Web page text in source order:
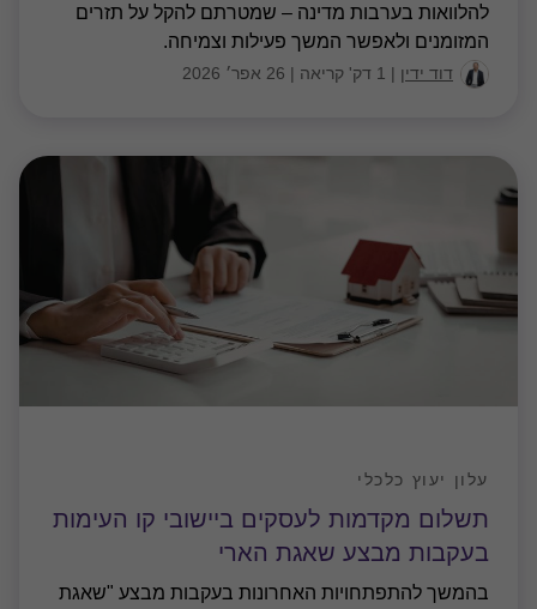
להלוואות בערבות מדינה – שמטרתם להקל על תזרים
המזומנים ולאפשר המשך פעילות וצמיחה.
דוד ידין | 1 דק' קריאה | 26 אפר׳ 2026
תשלום מקדמות לעסקים ביישובי קו העימות
בעקבות מבצע שאגת הארי
עלון יעוץ כלכלי
בהמשך להתפתחויות האחרונות בעקבות מבצע "שאגת